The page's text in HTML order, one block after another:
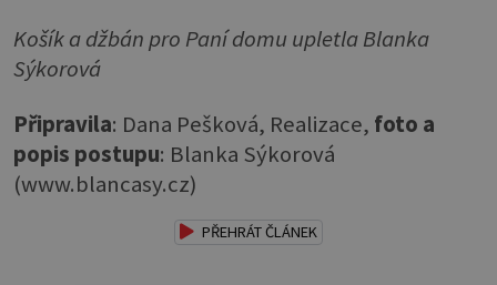
Košík a džbán pro Paní domu upletla Blanka
Sýkorová
Připravila: Dana Pešková, Realizace, foto a
popis postupu: Blanka Sýkorová
(www.blancasy.cz)
PŘEHRÁT ČLÁNEK